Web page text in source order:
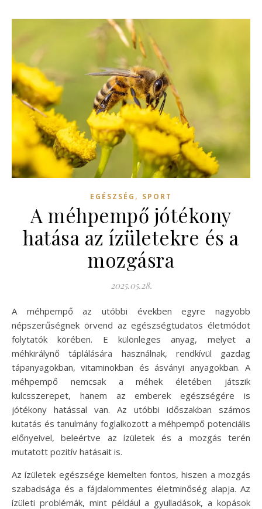
EGÉSZSÉG , SPORT
A méhpempő jótékony
hatása az ízületekre és a
mozgásra
2025.05.28.
A méhpempő az utóbbi években egyre nagyobb
népszerűségnek örvend az egészségtudatos életmódot
folytatók körében. E különleges anyag, melyet a
méhkirálynő táplálására használnak, rendkívül gazdag
tápanyagokban, vitaminokban és ásványi anyagokban. A
méhpempő nemcsak a méhek életében játszik
kulcsszerepet, hanem az emberek egészségére is
jótékony hatással van. Az utóbbi időszakban számos
kutatás és tanulmány foglalkozott a méhpempő potenciális
előnyeivel, beleértve az ízületek és a mozgás terén
mutatott pozitív hatásait is.
Az ízületek egészsége kiemelten fontos, hiszen a mozgás
szabadsága és a fájdalommentes életminőség alapja. Az
ízületi problémák, mint például a gyulladások, a kopások